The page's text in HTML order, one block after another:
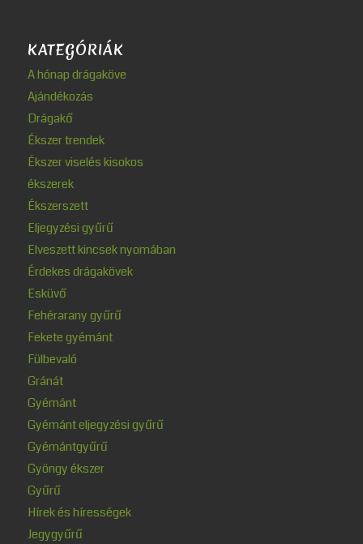
KATEGÓRIÁK
A hónap drágaköve
Ajándékozás
Drágakő
Ékszer trendek
Ékszer viselés kisokos
ékszerek
Ékszerszett
Eljegyzési gyűrű
Elveszett kincsek nyomában
Érdekes drágakövek
Esküvő
Fehérarany gyűrű
Fekete gyémánt
Fülbevaló
Gránát
Gyémánt
Gyémánt eljegyzési gyűrű
Gyémántgyűrű
Gyöngy ékszer
Gyűrű
Hírek és hírességek
Jegygyűrű